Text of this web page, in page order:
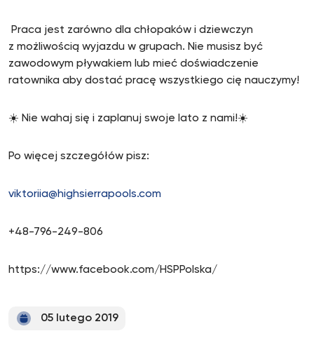
Praca jest zarówno dla chłopaków i dziewczyn
z możliwością wyjazdu w grupach. Nie musisz być
zawodowym pływakiem lub mieć doświadczenie
ratownika aby dostać pracę wszystkiego cię nauczymy!
☀️ Nie wahaj się i zaplanuj swoje lato z nami!☀️
Po więcej szczegółów pisz:
viktoriia@highsierrapools.com
+48-796-249-806
https://www.facebook.com/HSPPolska/
05 lutego 2019